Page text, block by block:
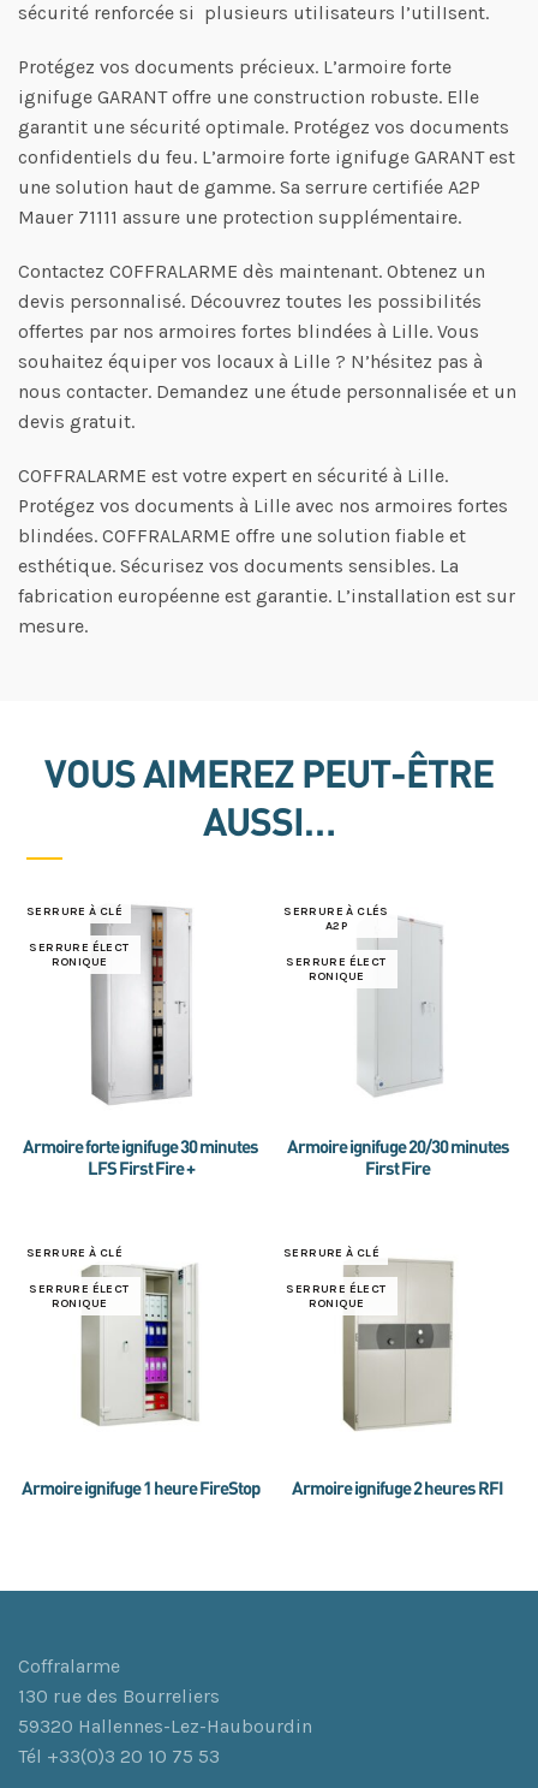
sécurité renforcée si plusieurs utilisateurs l’utilIsent.
Protégez vos documents précieux. L’armoire forte
ignifuge GARANT offre une construction robuste. Elle
garantit une sécurité optimale. Protégez vos documents
confidentiels du feu. L’armoire forte ignifuge GARANT est
une solution haut de gamme. Sa serrure certifiée A2P
Mauer 71111 assure une protection supplémentaire.
Contactez COFFRALARME dès maintenant. Obtenez un
devis personnalisé. Découvrez toutes les possibilités
offertes par nos armoires fortes blindées à Lille. Vous
souhaitez équiper vos locaux à Lille ? N’hésitez pas à
nous contacter. Demandez une étude personnalisée et un
devis gratuit.
COFFRALARME est votre expert en sécurité à Lille.
Protégez vos documents à Lille avec nos armoires fortes
blindées. COFFRALARME offre une solution fiable et
esthétique. Sécurisez vos documents sensibles. La
fabrication européenne est garantie. L’installation est sur
mesure.
VOUS AIMEREZ PEUT-ÊTRE
AUSSI…
SERRURE À CLÉ
SERRURE ÉLECT
RONIQUE
Armoire forte ignifuge 30 minutes
LFS First Fire +
SERRURE À CLÉS
A2P
SERRURE ÉLECT
RONIQUE
Armoire ignifuge 20/30 minutes
First Fire
SERRURE À CLÉ
SERRURE ÉLECT
RONIQUE
Armoire ignifuge 1 heure FireStop
SERRURE À CLÉ
SERRURE ÉLECT
RONIQUE
Armoire ignifuge 2 heures RFI
Coffralarme
130 rue des Bourreliers
59320 Hallennes-Lez-Haubourdin
Tél +33(0)3 20 10 75 53